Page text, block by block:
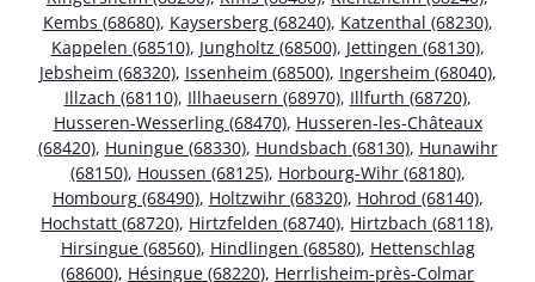
Kembs (68680), Kaysersberg (68240), Katzenthal (68230),
Kappelen (68510), Jungholtz (68500), Jettingen (68130),
Jebsheim (68320), Issenheim (68500), Ingersheim (68040),
Illzach (68110), Illhaeusern (68970), Illfurth (68720),
Husseren-Wesserling (68470), Husseren-les-Châteaux
(68420), Huningue (68330), Hundsbach (68130), Hunawihr
(68150), Houssen (68125), Horbourg-Wihr (68180),
Hombourg (68490), Holtzwihr (68320), Hohrod (68140),
Hochstatt (68720), Hirtzfelden (68740), Hirtzbach (68118),
Hirsingue (68560), Hindlingen (68580), Hettenschlag
(68600), Hésingue (68220), Herrlisheim-près-Colmar